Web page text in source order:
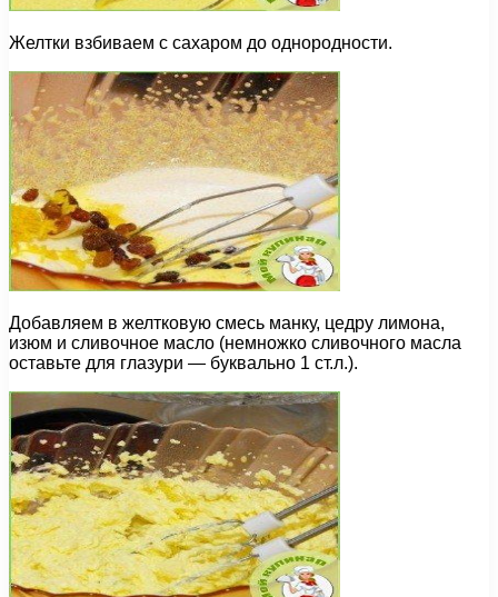
Желтки взбиваем с сахаром до однородности.
Добавляем в желтковую смесь манку, цедру лимона,
изюм и сливочное масло (немножко сливочного масла
оставьте для глазури — буквально 1 ст.л.).